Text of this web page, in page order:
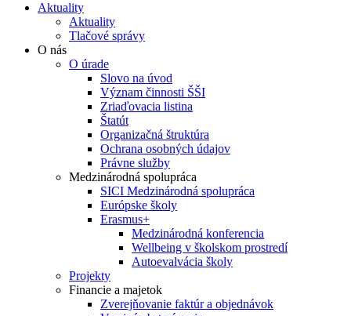
Aktuality
Aktuality
Tlačové správy
O nás
O úrade
Slovo na úvod
Význam činnosti ŠŠI
Zriaďovacia listina
Štatút
Organizačná štruktúra
Ochrana osobných údajov
Právne služby
Medzinárodná spolupráca
SICI Medzinárodná spolupráca
Európske školy
Erasmus+
Medzinárodná konferencia
Wellbeing v školskom prostredí
Autoevalvácia školy
Projekty
Financie a majetok
Zverejňovanie faktúr a objednávok